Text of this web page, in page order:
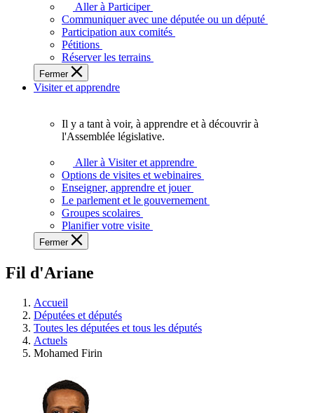
plein
potentiel,
l'Assemblée
a
besoin
de
Aller à Participer
Communiquer avec une députée ou un député
Participation aux comités
Pétitions
Réserver les terrains
Fermer
Visiter et apprendre
voir,
apprendre
et
à
à
législative.
Il y a tant à voir, à apprendre et à découvrir à
l'Assemblée législative.
Aller à Visiter et apprendre
Options de visites et webinaires
Enseigner, apprendre et jouer
Le parlement et le gouvernement
Groupes scolaires
Planifier votre visite
Fermer
Fil d'Ariane
Accueil
Députées et députés
Toutes les députées et tous les députés
Actuels
Mohamed Firin